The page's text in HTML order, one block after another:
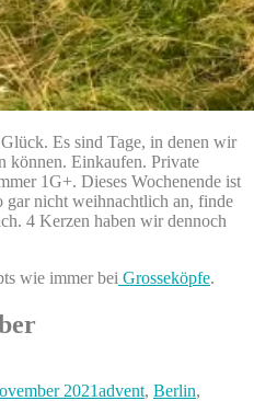
Es sind Tage, in denen wir
können. Einkaufen. Private
1G+. Dieses Wochenende ist
gar nicht weihnachtlich an, finde
4 Kerzen haben wir dennoch
wie immer bei Grosseköpfe.
2021Kategorien
advent, Berlin,